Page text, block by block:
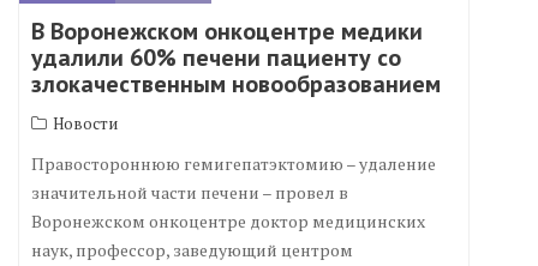
В Воронежском онкоцентре медики
удалили 60% печени пациенту со
злокачественным новообразованием
Новости
Правостороннюю гемигепатэктомию – удаление
значительной части печени – провел в
Воронежском онкоцентре доктор медицинских
наук, профессор, заведующий центром